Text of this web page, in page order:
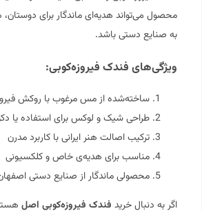
محصول می‌تواند هدیه‌ای ماندگار برای دوستان،
به صنایع دستی باشد.
ویژگی‌های فندک فیروزه‌کوبی:
ساخته‌شده از مس مرغوب با روکش
طراحی شیک و لوکس برای استفاده یا
ترکیب اصالت هنر ایرانی با کاربرد مدرن
مناسب برای هدیه‌ی خاص و کلکسیونی
محصولی ماندگار از صنایع دستی اصفهان
اگر به دنبال خریدفندک فیروزه‌کوبی اصل